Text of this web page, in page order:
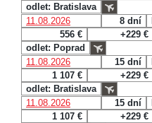
odlet: Bratislava
11.08.2026
8 dní
556 €
+229 €
odlet: Poprad
11.08.2026
15 dní
1 107 €
+229 €
odlet: Bratislava
11.08.2026
15 dní
1 107 €
+229 €